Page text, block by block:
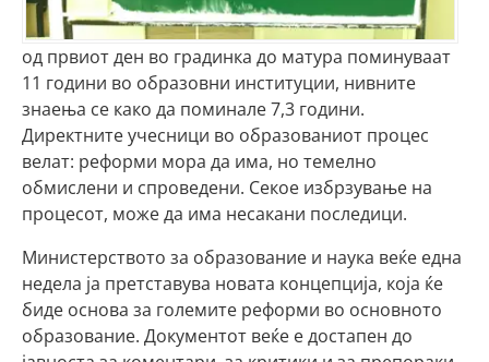
од првиот ден во градинка до матура поминуваат
11 години во образовни институции, нивните
знаења се како да поминале 7,3 години.
Директните учесници во образованиот процес
велат: реформи мора да има, но темелно
обмислени и спроведени. Секое избрзување на
процесот, може да има несакани последици.
Министерството за образование и наука веќе една
недела ја претставува новата концепција, која ќе
биде основа за големите реформи во основното
образование. Документот веќе е достапен до